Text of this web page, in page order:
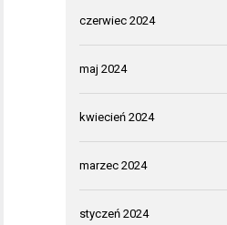
czerwiec 2024
maj 2024
kwiecień 2024
marzec 2024
styczeń 2024